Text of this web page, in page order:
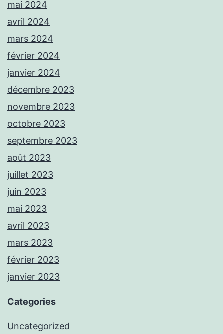
mai 2024
avril 2024
mars 2024
février 2024
janvier 2024
décembre 2023
novembre 2023
octobre 2023
septembre 2023
août 2023
juillet 2023
juin 2023
mai 2023
avril 2023
mars 2023
février 2023
janvier 2023
Categories
Uncategorized